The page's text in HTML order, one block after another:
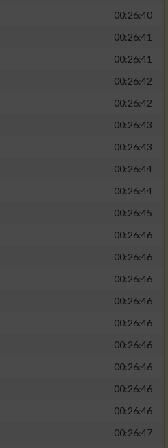
00:26:40
00:26:41
00:26:41
00:26:42
00:26:42
00:26:43
00:26:43
00:26:44
00:26:44
00:26:45
00:26:46
00:26:46
00:26:46
00:26:46
00:26:46
00:26:46
00:26:46
00:26:46
00:26:46
00:26:47